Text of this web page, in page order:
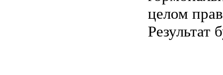
целом
Результат